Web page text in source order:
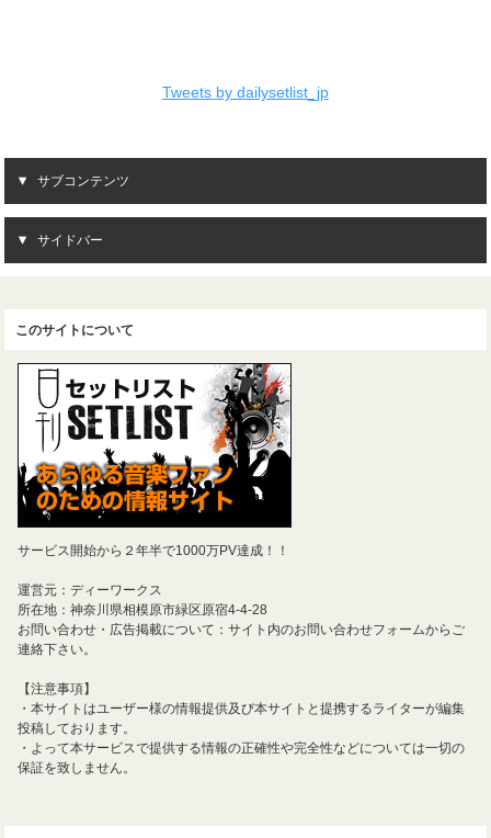
Tweets by dailysetlist_jp
サブコンテンツ
サイドバー
このサイトについて
サービス開始から２年半で1000万PV達成！！
運営元：ディーワークス
所在地：神奈川県相模原市緑区原宿4-4-28
お問い合わせ・広告掲載について：サイト内のお問い合わせフォームからご
連絡下さい。
【注意事項】
・本サイトはユーザー様の情報提供及び本サイトと提携するライターが編集
投稿しております。
・よって本サービスで提供する情報の正確性や完全性などについては一切の
保証を致しません。